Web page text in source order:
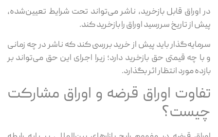
در اوراق قابل بازخرید، ناشر می‌تواند تحت شرایط تعیین‌شده،
پیش از تاریخ سررسید اوراق را بازخرید کند.
سرمایه‌گذار باید پیش از خرید بررسی کند که ناشر در چه زمانی
و با چه قیمتی حق بازخرید دارد؛ زیرا اجرای این حق می‌تواند بر
بازده مورد انتظار اثر بگذارد.
تفاوت اوراق قرضه و اوراق مشارکت
چیست؟